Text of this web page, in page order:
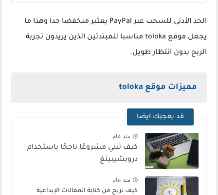
الحد الأدنى للسحب عبر PayPal يعتبر منخفضا جدا وهذا ما
يجعل موقع toloka مناسبا للمبتدئين الذين يريدون تجربة
الربح بدون انتظار طويل.
مميزات موقع toloka
قد يعجبك ايضا
منذ عام
كيف تبني مشروعًا ناجحًا باستخدام
دروبشيبينغ
منذ عام
كيف تربح من كتابة المقالات الإبداعية